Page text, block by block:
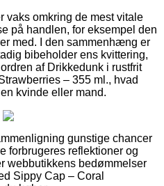
vaks omkring de mest vitale
på handlen, for eksempel den
med. I den sammenhæng er
bibeholder ens kvittering,
af Drikkedunk i rustfrit
– 355 ml., hvad
kvinde eller mand.
gunstige chancer
forbrugeres reflektioner og
webbutikkens bedømmelser
Sippy Cap – Coral